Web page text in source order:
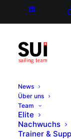
News
Über uns
Team
Elite
Nachwuchs
Trainer &